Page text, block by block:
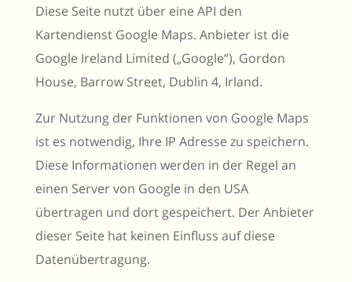
Diese Seite nutzt über eine API den
Kartendienst Google Maps. Anbieter ist die
Google Ireland Limited („Google“), Gordon
House, Barrow Street, Dublin 4, Irland.
Zur Nutzung der Funktionen von Google Maps
ist es notwendig, Ihre IP Adresse zu speichern.
Diese Informationen werden in der Regel an
einen Server von Google in den USA
übertragen und dort gespeichert. Der Anbieter
dieser Seite hat keinen Einfluss auf diese
Datenübertragung.